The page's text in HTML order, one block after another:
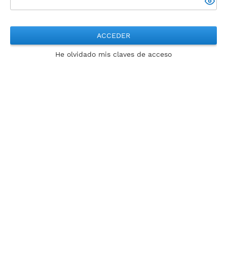
ACCEDER
He olvidado mis claves de acceso